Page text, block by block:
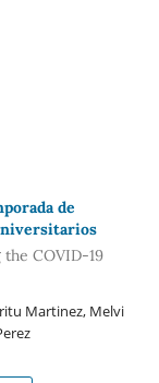
de
COVID-19
Martinez, Melvi